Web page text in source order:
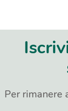
Per rimanere